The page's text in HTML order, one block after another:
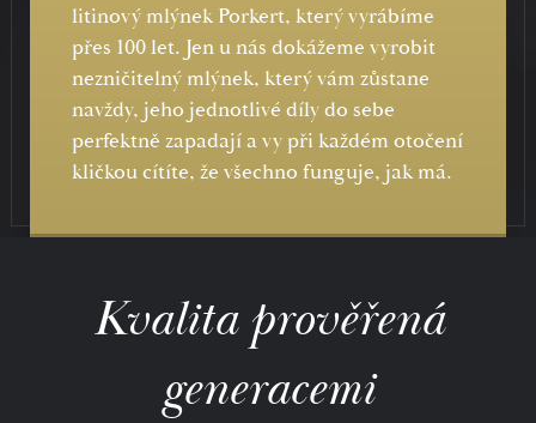
litinový mlýnek Porkert, který vyrábíme
přes 100 let. Jen u nás dokážeme vyrobit
nezničitelný mlýnek, který vám zůstane
navždy, jeho jednotlivé díly do sebe
perfektně zapadají a vy při každém otočení
kličkou cítíte, že všechno funguje, jak má.
Kvalita prověřená
generacemi